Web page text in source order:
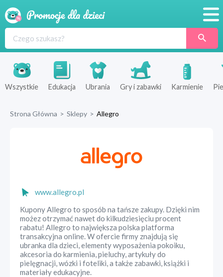
Produkty
Sklepy
Wszystkie Edukacja Ubrania Gry i zabawki Karmienie
Strona Główna > Sklepy > Allegro
www.allegro.pl
Kupony Allegro to sposób na tańsze zakupy. Dzięki nim
możez otrzymać nawet do kilkudziesięciu procent
rabatu! Allegro to największa polska platforma
transakcyjna online. W ofercie firmy znajdują się
ubranka dla dzieci, elementy wyposażenia pokoiku,
akcesoria do karmienia, pieluchy, artykuły do
pielęgnacji, wózki i foteliki, a także zabawki, książki i
materiały edukacyjne.